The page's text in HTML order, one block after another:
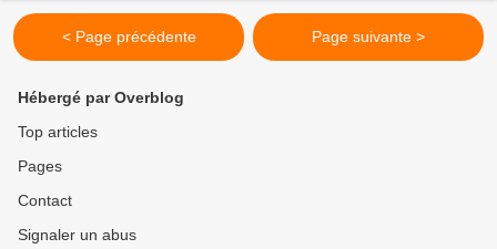
< Page précédente Page suivante >
Hébergé par Overblog
Top articles
Pages
Contact
Signaler un abus